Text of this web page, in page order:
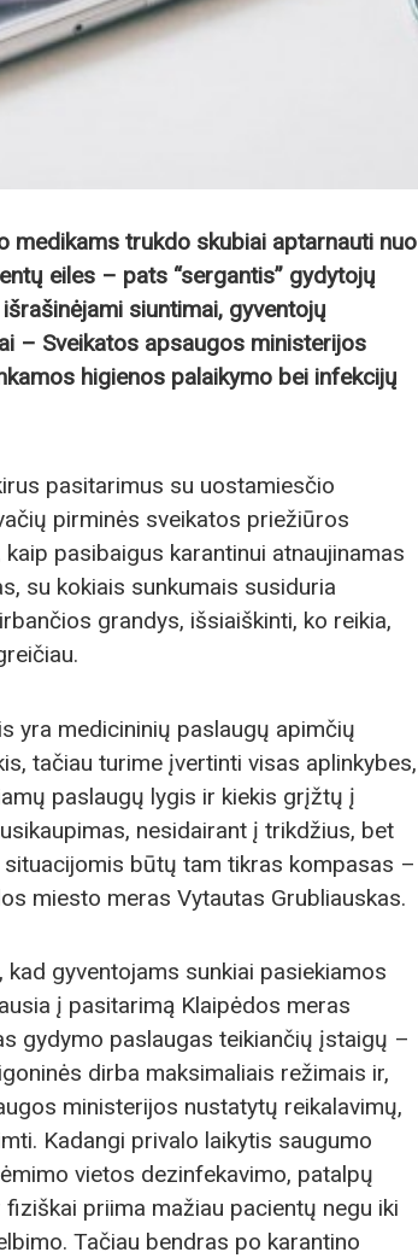
medikams trukdo skubiai aptarnauti nuo
eiles – pats “sergantis” gydytojų
siuntimai, gyventojų
– Sveikatos apsaugos ministerijos
higienos palaikymo bei infekcijų
pasitarimus su uostamiesčio
pirminės sveikatos priežiūros
pasibaigus karantinui atnaujinamas
su kokiais sunkumais susiduria
grandys, išsiaiškinti, ko reikia,
yra medicininių paslaugų apimčių
tačiau turime įvertinti visas aplinkybes,
paslaugų lygis ir kiekis grįžtų į
nesidairant į trikdžius, bet
būtų tam tikras kompasas –
miesto meras Vytautas Grubliauskas.
gyventojams sunkiai pasiekiamos
į pasitarimą Klaipėdos meras
gydymo paslaugas teikiančių įstaigų –
dirba maksimaliais režimais ir,
ministerijos nustatytų reikalavimų,
Kadangi privalo laikytis saugumo
vietos dezinfekavimo, patalpų
priima mažiau pacientų negu iki
Tačiau bendras po karantino